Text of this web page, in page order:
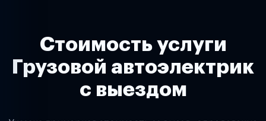
Стоимость услуги
Грузовой автоэлектрик
с выездом